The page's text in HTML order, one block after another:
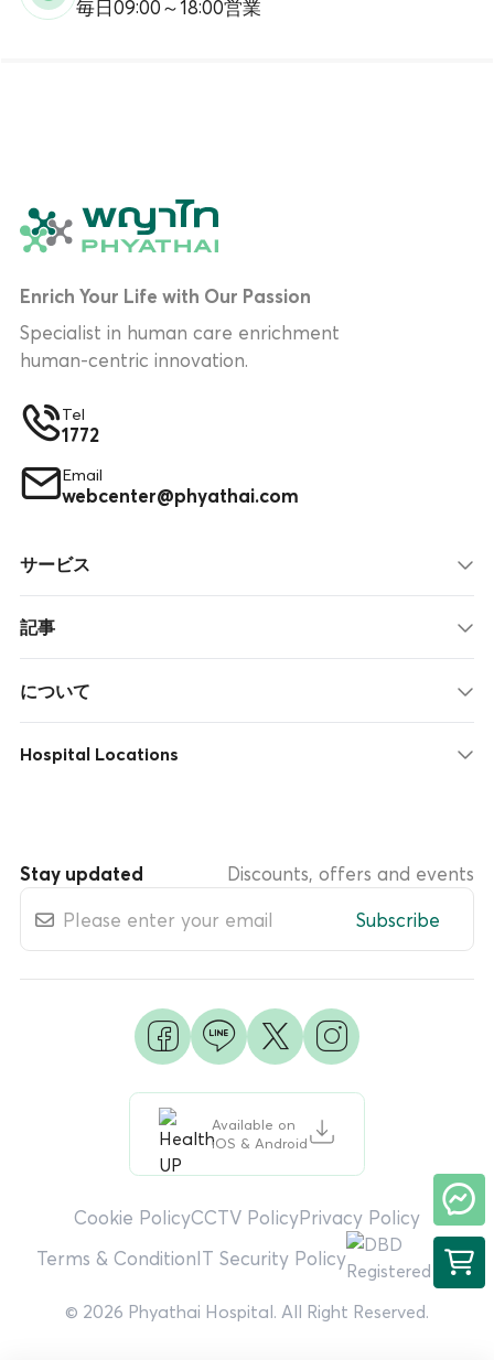
毎日09:00～18:00営業
Enrich Your Life with Our Passion
Specialist in human care enrichment
human-centric innovation.
Tel
1772
Email
webcenter@phyathai.com
サービス
記事
について
Hospital Locations
Available on
iOS & Android
Stay updated
Discounts, offers and events
Subscribe
© 2026 Phyathai Hospital. All Right Reserved.
Cookie PolicyCCTV PolicyPrivacy Policy
Terms & ConditionIT Security Policy